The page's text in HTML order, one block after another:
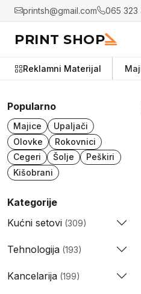
printsh@gmail.com 065 323
PRINT SHOP
Reklamni Materijal
Popularno
Majice
Upaljači
Olovke
Rokovnici
Cegeri
Šolje
Peškiri
Kišobrani
Kategorije
Kućni setovi (309)
Tehnologija (193)
Kancelarija (199)